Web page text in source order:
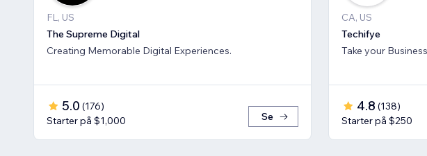
FL, US
The Supreme Digital
Creating Memorable Digital Experiences.
5.0 (176)
Starter på $1,000
Se
CA, US
Techifye
Take your
4.8 (138)
Starter på $250